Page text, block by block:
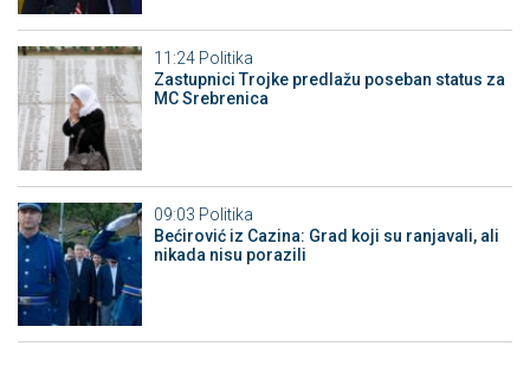
11:24 Politika
Zastupnici Trojke predlažu poseban status za
MC Srebrenica
09:03 Politika
Bećirović iz Cazina: Grad koji su ranjavali, ali
nikada nisu porazili